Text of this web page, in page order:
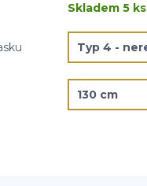
Skladem 5 ks